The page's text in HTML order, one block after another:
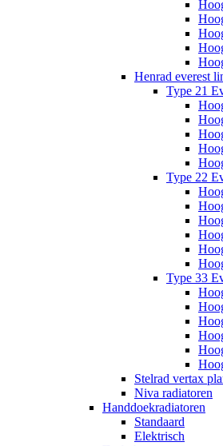
Henrad everest
Type 21
Type 22
Type 33
Stelrad vertax
Niva radiatoren
Handdoekradiatoren
Standaard
Elektrisch